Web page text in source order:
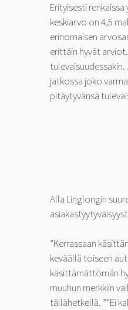
Erityisesti
keskiarvo on 4,5
erinomaisen
erittäin hyvät
jatkossa joko
pitäytyvänsä
Alla Linglongin
”Kerrassaan
keväällä toiseen
käsittämättömän
muuhun merkkiin
tällähetkellä. ””Ei